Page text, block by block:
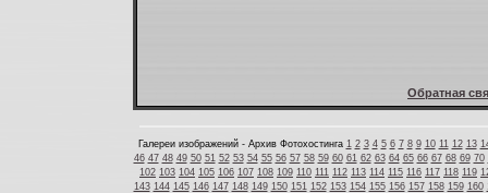
Обратная
Галереи изображений - Архив Фотохостинга 1 2 3 4 5 6 7 8 9 10 11 12 13
46 47 48 49 50 51 52 53 54 55 56 57 58 59 60 61 62 63 64 65 66 67 68 69 70
102 103 104 105 106 107 108 109 110 111 112 113 114 115 116 117 118 119
143 144 145 146 147 148 149 150 151 152 153 154 155 156 157 158 159 160